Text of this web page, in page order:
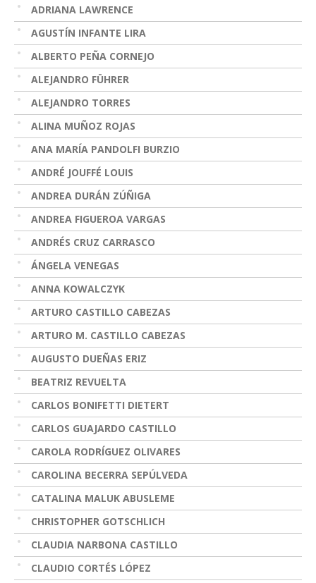
ADRIANA LAWRENCE
AGUSTÍN INFANTE LIRA
ALBERTO PEÑA CORNEJO
ALEJANDRO FÜHRER
ALEJANDRO TORRES
ALINA MUÑOZ ROJAS
ANA MARÍA PANDOLFI BURZIO
ANDRÉ JOUFFÉ LOUIS
ANDREA DURÁN ZÚÑIGA
ANDREA FIGUEROA VARGAS
ANDRÉS CRUZ CARRASCO
ÁNGELA VENEGAS
ANNA KOWALCZYK
ARTURO CASTILLO CABEZAS
ARTURO M. CASTILLO CABEZAS
AUGUSTO DUEÑAS ERIZ
BEATRIZ REVUELTA
CARLOS BONIFETTI DIETERT
CARLOS GUAJARDO CASTILLO
CAROLA RODRÍGUEZ OLIVARES
CAROLINA BECERRA SEPÚLVEDA
CATALINA MALUK ABUSLEME
CHRISTOPHER GOTSCHLICH
CLAUDIA NARBONA CASTILLO
CLAUDIO CORTÉS LÓPEZ